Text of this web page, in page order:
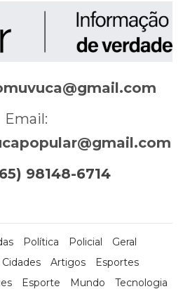
Email:
98148-6714
Política Policial
Geral
Cidades Artigos
Esportes
Esporte Mundo Tecnologia